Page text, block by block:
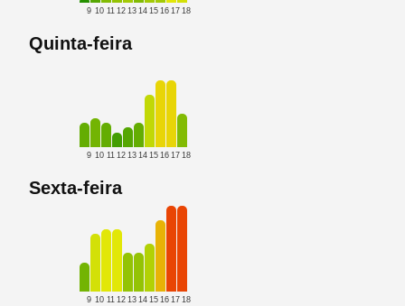
9 10 11 12 13 14 15 16 17 18
Quinta-feira
9 10 11 12 13 14 15 16 17 18
Sexta-feira
9 10 11 12 13 14 15 16 17 18